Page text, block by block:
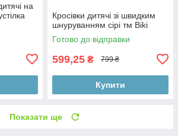
на
Кросівки дитячі зі швидким
шнуруванням сірі тм Biki
Готово до відправки
599,25 ₴ 799 ₴
Купити
Показати ще